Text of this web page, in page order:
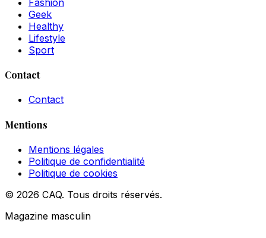
Geek
Healthy
Lifestyle
Sport
Contact
Contact
Mentions
Mentions légales
Politique de confidentialité
Politique de cookies
© 2026 CAQ. Tous droits réservés.
Magazine masculin